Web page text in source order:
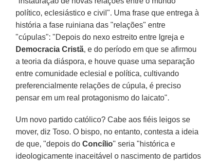
político, eclesiástico e civil". Uma frase que entrega à
história a fase ruiniana das "relações" entre
"cúpulas": "Depois do nexo estreito entre Igreja e
Democracia Cristã, e do período em que se afirmou
a teoria da diáspora, e houve quase uma separação
entre comunidade eclesial e política, cultivando
preferencialmente relações de cúpula, é preciso
pensar em um real protagonismo do laicato".
Um novo partido católico? Cabe aos fiéis leigos se
mover, diz Toso. O bispo, no entanto, contesta a ideia
de que, "depois doConcílio" seria "histórica e
ideologicamente inaceitável o nascimento de partidos